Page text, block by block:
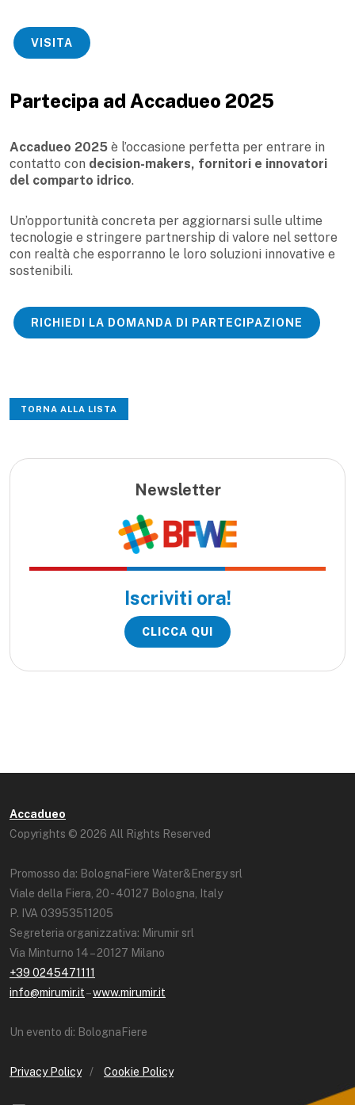
VISITA
Partecipa ad Accadueo 2025
Accadueo 2025 è l’occasione perfetta per entrare in
contatto con decision-makers, fornitori e innovatori
del comparto idrico.
Un’opportunità concreta per aggiornarsi sulle ultime
tecnologie e stringere partnership di valore nel settore
con realtà che esporranno le loro soluzioni innovative e
sostenibili.
RICHIEDI LA DOMANDA DI PARTECIPAZIONE
TORNA ALLA LISTA
Newsletter
Iscriviti ora!
CLICCA QUI
Accadueo
Copyrights © 2026 All Rights Reserved
Promosso da: BolognaFiere Water&Energy srl
Viale della Fiera, 20 - 40127 Bologna, Italy
P. IVA 03953511205
Segreteria organizzativa: Mirumir srl
Via Minturno 14 – 20127 Milano
+39 0245471111
info@mirumir.it–www.mirumir.it
Un evento di: BolognaFiere
Privacy Policy / Cookie Policy